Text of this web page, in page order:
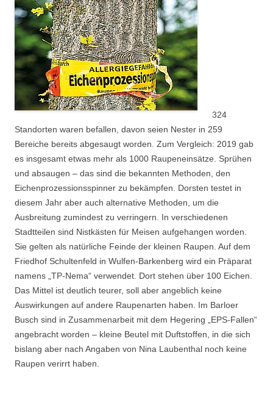
324
Standorten waren befallen, davon seien Nester in 259
Bereiche bereits abgesaugt worden. Zum Vergleich: 2019 gab
es insgesamt etwas mehr als 1000 Raupeneinsätze. Sprühen
und absaugen – das sind die bekannten Methoden, den
Eichenprozessionsspinner zu bekämpfen. Dorsten testet in
diesem Jahr aber auch alternative Methoden, um die
Ausbreitung zumindest zu verringern. In verschiedenen
Stadtteilen sind Nistkästen für Meisen aufgehangen worden.
Sie gelten als natürliche Feinde der kleinen Raupen. Auf dem
Friedhof Schultenfeld in Wulfen-Barkenberg wird ein Präparat
namens „TP-Nema“ verwendet. Dort stehen über 100 Eichen.
Das Mittel ist deutlich teurer, soll aber angeblich keine
Auswirkungen auf andere Raupenarten haben. Im Barloer
Busch sind in Zusammenarbeit mit dem Hegering „EPS-Fallen“
angebracht worden – kleine Beutel mit Duftstoffen, in die sich
bislang aber nach Angaben von Nina Laubenthal noch keine
Raupen verirrt haben.